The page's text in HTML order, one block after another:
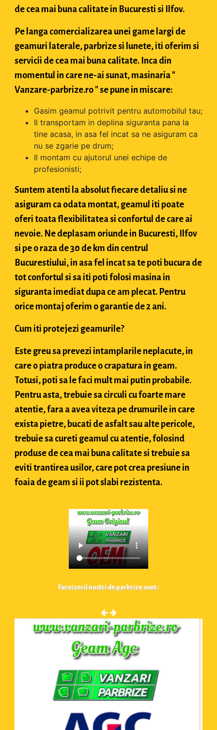
de cea mai buna calitate in Bucuresti si Ilfov.
Pe langa comercializarea unei game largi de
geamuri laterale, parbrize si lunete, iti oferim si
servicii de cea mai buna calitate. Inca din
momentul in care ne-ai sunat, masinaria "
Vanzare-parbrize.ro " se pune in miscare:
Gasim geamul potrivit pentru automobilul tau;
Il transportam in deplina siguranta pana la
tine acasa, in asa fel incat sa ne asiguram ca
nu se zgarie pe drum;
Il montam cu ajutorul unei echipe de
profesionisti;
Suntem atenti la absolut fiecare detaliu si ne
asiguram ca odata montat, geamul iti poate
oferi toata flexibilitatea si confortul de care ai
nevoie. Ne deplasam oriunde in Bucuresti, Ilfov
si pe o raza de 30 de km din centrul
Bucurestiului, in asa fel incat sa te poti bucura de
tot confortul si sa iti poti folosi masina in
siguranta imediat dupa ce am plecat. Pentru
orice montaj oferim o garantie de 2 ani.
Cum iti protejezi geamurile?
Este greu sa prevezi intamplarile neplacute, in
care o piatra produce o crapatura in geam.
Totusi, poti sa le faci mult mai putin probabile.
Pentru asta, trebuie sa circuli cu foarte mare
atentie, fara a avea viteza pe drumurile in care
exista pietre, bucati de asfalt sau alte pericole,
trebuie sa cureti geamul cu atentie, folosind
produse de cea mai buna calitate si trebuie sa
eviti trantirea usilor, care pot crea presiune in
foaia de geam si ii pot slabi rezistenta.
Furnizorii nostri de parbrize sunt :